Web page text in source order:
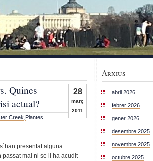
28
març
2011
Quines
actual?
Creek Plantes
presentat alguna
mai ni se li ha acudit
Arxius
abril 2026
febrer 2026
gener 2026
desembre 2025
novembre 2025
octubre 2025